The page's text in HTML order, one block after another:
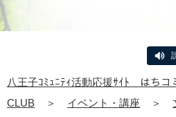
八王子ｺﾐｭﾆﾃｨ活動応援ｻｲﾄ はちコ
CLUB
＞ イベント・講座 ＞